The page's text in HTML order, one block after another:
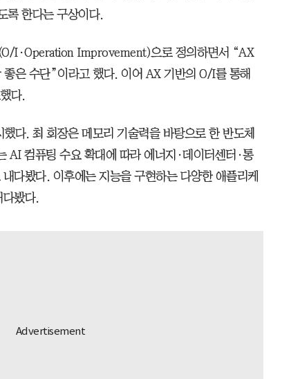
록 한다는 구상이다.
I·Operation Improvement)으로 정의하면서 “AX
은 수단”이라고 했다. 이어 AX 기반의 O/I를 통해
다.
다. 최 회장은 메모리 기술력을 바탕으로 한 반도체
AI 컴퓨팅 수요 확대에 따라 에너지·데이터센터·통
다봤다. 이후에는 지능을 구현하는 다양한 애플리케
다봤다.